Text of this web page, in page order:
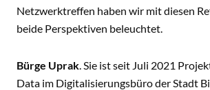
Netzwerktreffen haben wir mit diesen
beide Perspektiven beleuchtet.
Bürge Uprak. Sie ist seit Juli 2021
Data im Digitalisierungsbüro der Stadt